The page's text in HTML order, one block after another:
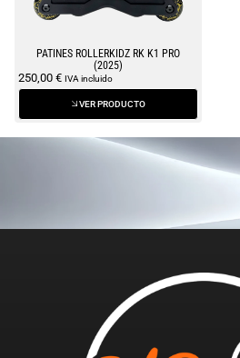
PATINES ROLLERKIDZ RK K1 PRO
(2025)
250,00 € IVA incluido
VER PRODUCTO